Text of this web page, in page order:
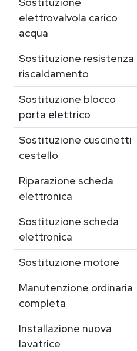
elettrovalvola carico
acqua
Sostituzione resistenza
riscaldamento
Sostituzione blocco
porta elettrico
Sostituzione cuscinetti
cestello
Riparazione scheda
elettronica
Sostituzione scheda
elettronica
Sostituzione motore
Manutenzione ordinaria
completa
Installazione nuova
lavatrice